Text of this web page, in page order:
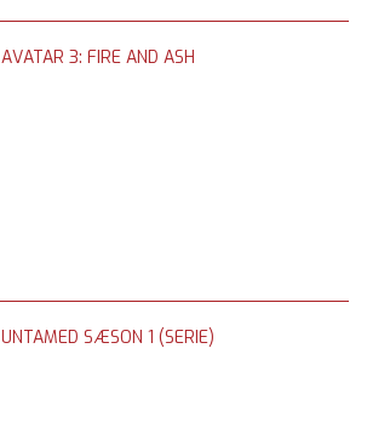
AVATAR 3: FIRE AND ASH
UNTAMED SÆSON 1 (SERIE)